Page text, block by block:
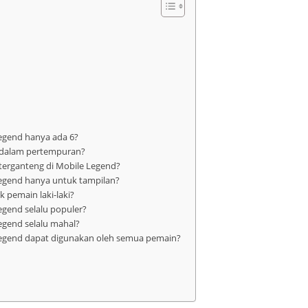
hanya ada 6?
pertempuran?
di Mobile Legend?
hanya untuk tampilan?
pemain laki-laki?
selalu populer?
selalu mahal?
dapat digunakan oleh semua pemain?